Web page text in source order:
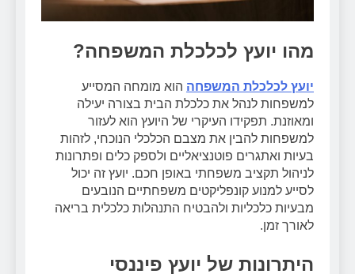
מהו יועץ לכלכלת המשפחה?
יועץ לכלכלת המשפחה הוא מומחה המסייע
למשפחות לנהל את כלכלת הבית בצורה יעילה
ומאוזנת. תפקידו העיקרי של היועץ הוא לעזור
למשפחות להבין את מצבם הכלכלי הנוכחי, לזהות
בעיות ואתגרים פוטנציאליים ולספק כלים ופתרונות
לניהול תקציב משפחתי באופן חכם. יועץ זה יכול
לסייע למנוע קונפליקטים משפחתיים הנובעים
מבעיות כלכליות ולהבטיח התנהלות כלכלית בריאה
לאורך זמן.
היתרונות של יועץ פיננסי